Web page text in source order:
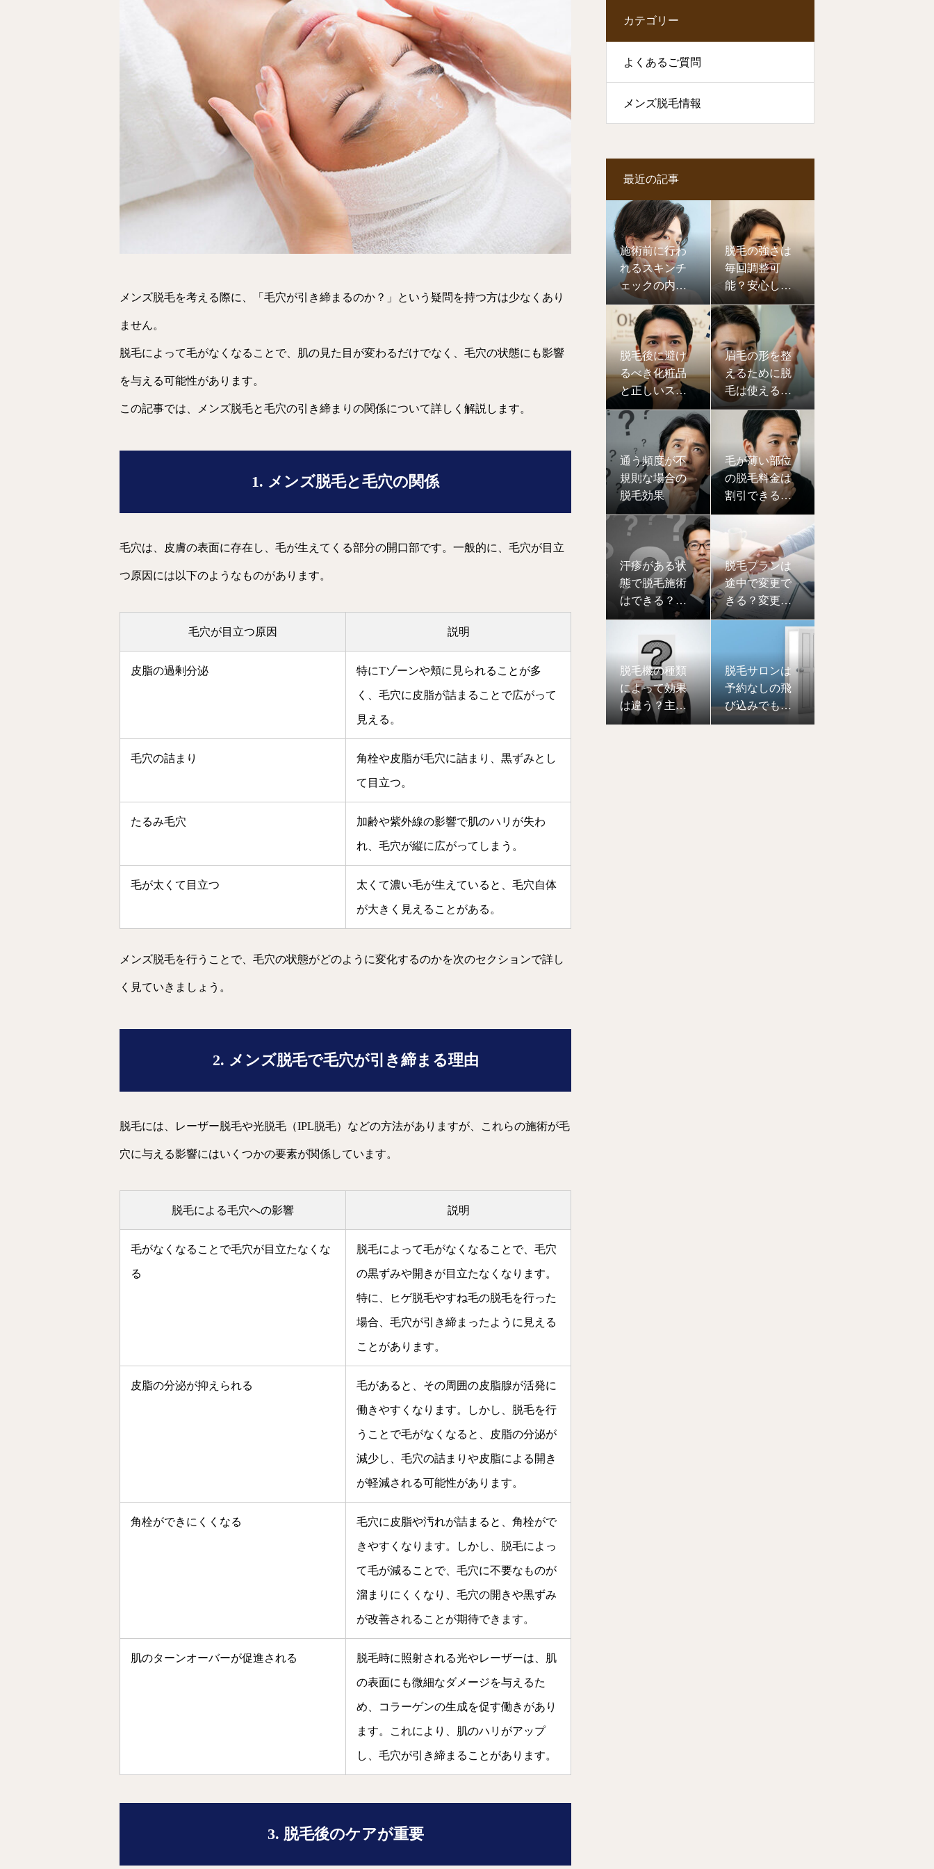
メンズ脱毛を考える際に、「毛穴が引き締まるのか？」という疑問を持つ方は少なくあり
ません。
脱毛によって毛がなくなることで、肌の見た目が変わるだけでなく、毛穴の状態にも影響
を与える可能性があります。
この記事では、メンズ脱毛と毛穴の引き締まりの関係について詳しく解説します。
1. メンズ脱毛と毛穴の関係
毛穴は、皮膚の表面に存在し、毛が生えてくる部分の開口部です。一般的に、毛穴が目立
つ原因には以下のようなものがあります。
毛穴が目立つ原因 説明
皮脂の過剰分泌 特にTゾーンや頬に見られることが多
く、毛穴に皮脂が詰まることで広がって
見える。
毛穴の詰まり 角栓や皮脂が毛穴に詰まり、黒ずみとし
て目立つ。
たるみ毛穴 加齢や紫外線の影響で肌のハリが失わ
れ、毛穴が縦に広がってしまう。
毛が太くて目立つ 太くて濃い毛が生えていると、毛穴自体
が大きく見えることがある。
メンズ脱毛を行うことで、毛穴の状態がどのように変化するのかを次のセクションで詳し
く見ていきましょう。
2. メンズ脱毛で毛穴が引き締まる理由
脱毛には、レーザー脱毛や光脱毛（IPL脱毛）などの方法がありますが、これらの施術が毛
穴に与える影響にはいくつかの要素が関係しています。
脱毛による毛穴への影響 説明
毛がなくなることで毛穴が目立たなくな
る
脱毛によって毛がなくなることで、毛穴
の黒ずみや開きが目立たなくなります。
特に、ヒゲ脱毛やすね毛の脱毛を行った
場合、毛穴が引き締まったように見える
ことがあります。
皮脂の分泌が抑えられる 毛があると、その周囲の皮脂腺が活発に
働きやすくなります。しかし、脱毛を行
うことで毛がなくなると、皮脂の分泌が
減少し、毛穴の詰まりや皮脂による開き
が軽減される可能性があります。
角栓ができにくくなる 毛穴に皮脂や汚れが詰まると、角栓がで
きやすくなります。しかし、脱毛によっ
て毛が減ることで、毛穴に不要なものが
溜まりにくくなり、毛穴の開きや黒ずみ
が改善されることが期待できます。
肌のターンオーバーが促進される 脱毛時に照射される光やレーザーは、肌
の表面にも微細なダメージを与えるた
め、コラーゲンの生成を促す働きがあり
ます。これにより、肌のハリがアップ
し、毛穴が引き締まることがあります。
3. 脱毛後のケアが重要
カテゴリー
よくあるご質問
メンズ脱毛情報
最近の記事
施術前に行わ
れるスキンチ
ェックの内容
とその重要性
脱毛の強さは
毎回調整可
能？安心して
通えるメンズ
脱毛の工夫に
迫る！
脱毛後に避け
るべき化粧品
と正しいスキ
ンケア方法
眉毛の形を整
えるために脱
毛は使える？
サロン対応の
範囲と注意点
通う頻度が不
規則な場合の
脱毛効果
毛が薄い部位
の脱毛料金は
割引できるの
か！？
汗疹がある状
態で脱毛施術
はできる？肌
トラブル時の
脱毛プランは
途中で変更で
きる？変更理
由・手続きの
流れ・注意点
脱毛機の種類
によって効果
は違う？主要
タイプの特徴
脱毛サロンは
予約なしの飛
び込みでも対
応可能？当日